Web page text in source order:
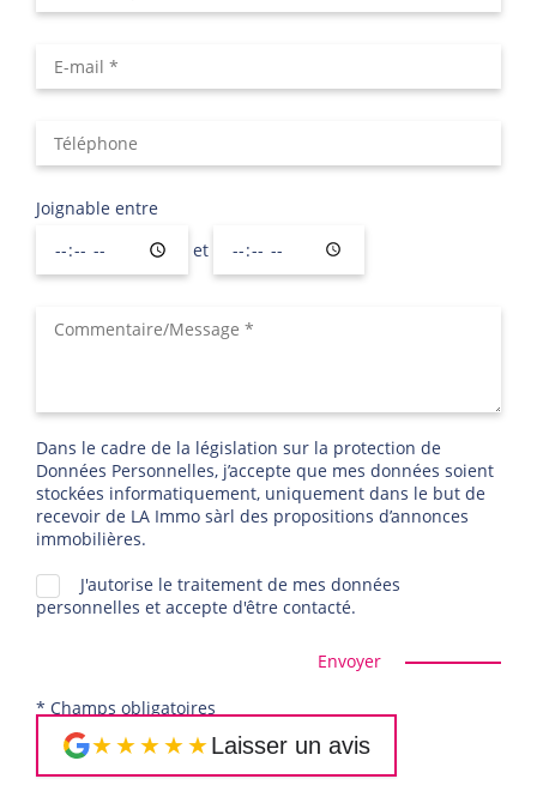
Joignable entre
et
Dans le cadre de la législation sur la protection de
Données Personnelles, j’accepte que mes données soient
stockées informatiquement, uniquement dans le but de
recevoir de LA Immo sàrl des propositions d’annonces
immobilières.
J'autorise le traitement de mes données
personnelles et accepte d'être contacté.
Envoyer
* Champs obligatoires
★★★★★Laisser un avis